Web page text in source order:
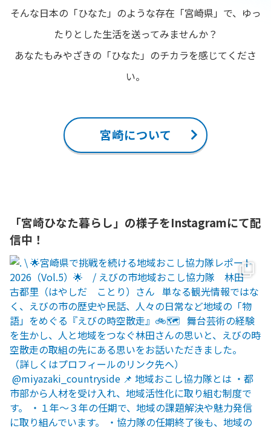
そんな日本の「ひなた」のような存在「宮崎県」で、ゆっ
たりとした生活を送ってみませんか？
あなたもみやざきの「ひなた」のチカラを感じてくださ
い。
宮崎について
「宮崎ひなた暮らし」の様子をInstagramにて配
信中！